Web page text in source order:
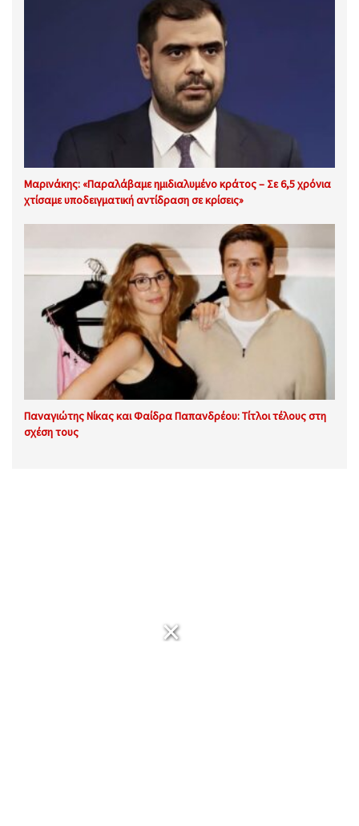
Μαρινάκης: «Παραλάβαμε ημιδιαλυμένο κράτος – Σε 6,5 χρόνια
χτίσαμε υποδειγματική αντίδραση σε κρίσεις»
Παναγιώτης Νίκας και Φαίδρα Παπανδρέου: Τίτλοι τέλους στη
σχέση τους